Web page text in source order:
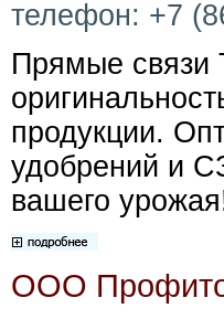
телефон: +7
Прямые связи
продукции.
удобрений и
вашего
ООО